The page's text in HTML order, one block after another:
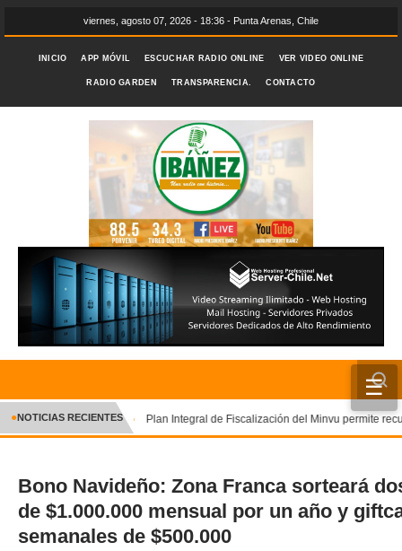
viernes, agosto 07, 2026 - 18:36 - Punta Arenas, Chile
INICIO APP MÓVIL ESCUCHAR RADIO ONLINE VER VIDEO ONLINE
RADIO GARDEN TRANSPARENCIA. CONTACTO
☰
INICIO
CRÓNICA
DEPORTES
ENTRETENIMIENTO Y CULTURA
✕
●NOTICIAS RECIENTES Plan Integral de Fiscalización del Minvu permite
Bono Navideño: Zona Franca sorteará
de $1.000.000 mensual por un año y
semanales de $500.000